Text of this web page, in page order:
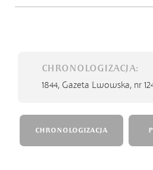
CHRONOLOGIZACJA:
1844, Gazeta Lwowska, nr
CHRONOLOGIZACJA